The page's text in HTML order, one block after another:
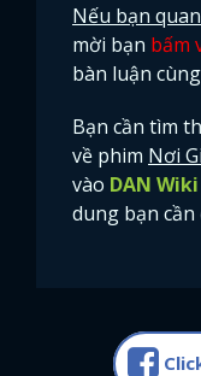
Nếu bạn
mời bạn bấm
bàn luận
Bạn cần tìm
về phim Nơi
vào DAN Wiki
dung bạn cần